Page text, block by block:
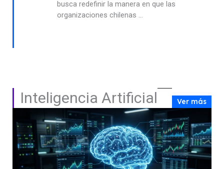
busca redefinir la manera en que las
organizaciones chilenas ...
Inteligencia Artificial Ver más